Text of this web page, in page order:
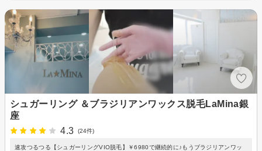
シュガーリング ＆ブラジリアンワックス脱毛LaMina銀
座
4.3
(24件)
速攻つるつる【シュガーリングVIO脱毛】￥6980で継続的に♪もうブラジリアンワッ